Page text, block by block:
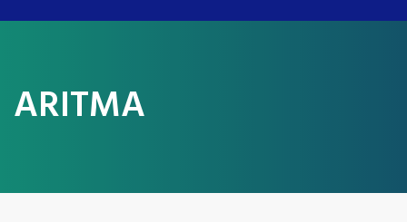
ARITMA